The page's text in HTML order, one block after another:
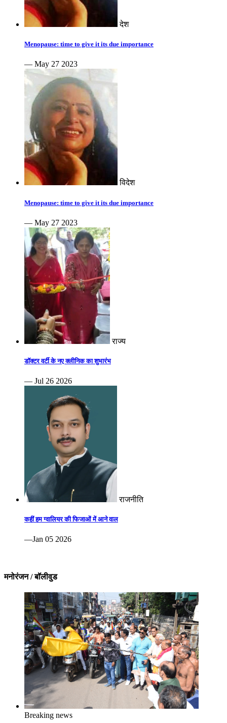
देश
Menopause: time to give it its due importance
— May 27 2023
विदेश
Menopause: time to give it its due importance
— May 27 2023
राज्य
डॉक्टर वर्टी के नए क्लीनिक का शुभारंभ
— Jul 26 2026
राजनीति
कहीं हम ग्वालियर की फिजाओं में आने वाल
—Jan 05 2026
मनोरंजन / बॉलीवुड
Breaking news